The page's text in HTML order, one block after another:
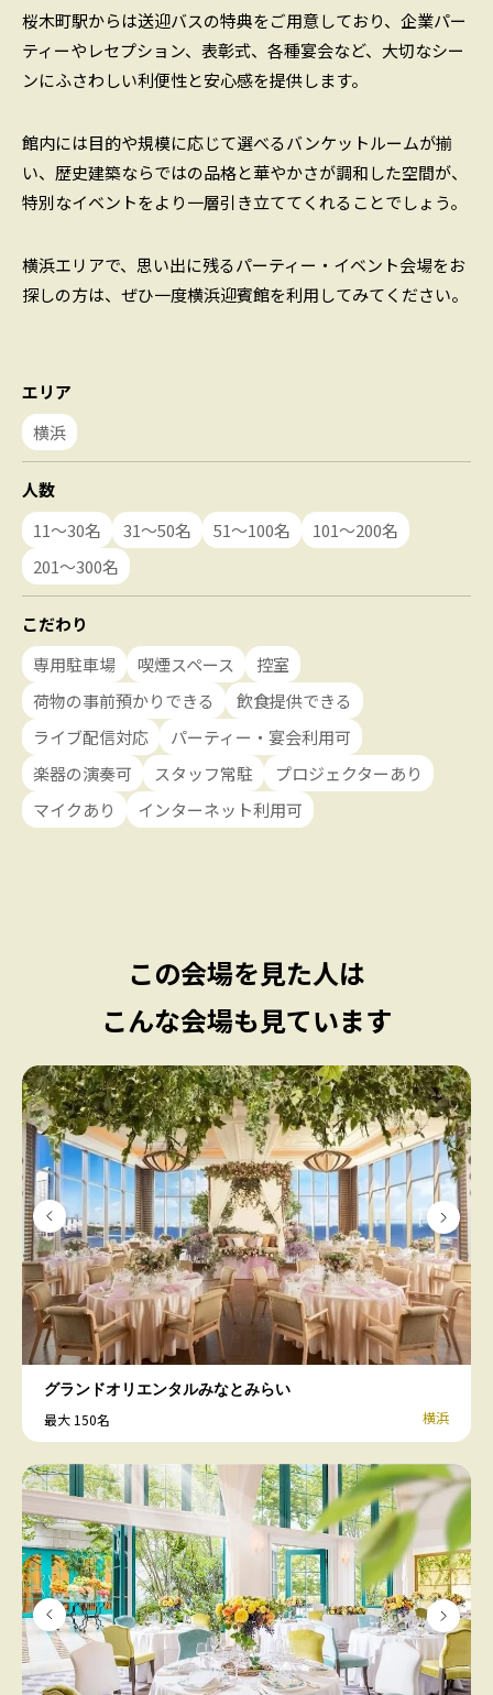
桜木町駅からは送迎バスの特典をご用意しており、企業パー
ティーやレセプション、表彰式、各種宴会など、大切なシー
ンにふさわしい利便性と安心感を提供します。
館内には目的や規模に応じて選べるバンケットルームが揃
い、歴史建築ならではの品格と華やかさが調和した空間が、
特別なイベントをより一層引き立ててくれることでしょう。
横浜エリアで、思い出に残るパーティー・イベント会場をお
探しの方は、ぜひ一度横浜迎賓館を利用してみてください。
エリア
横浜
人数
11〜30名
31〜50名 51〜100名
101〜200名
201〜300名
こだわり
専用駐車場
喫煙スペース
控室
荷物の事前預かりできる
飲食提供できる
ライブ配信対応
パーティー・宴会利用可
楽器の演奏可
スタッフ常駐
プロジェクターあり
マイクあり
インターネット利用可
この会場を見た人は
こんな会場も見ています
グランドオリエンタルみなとみらい
最大 150名 横浜